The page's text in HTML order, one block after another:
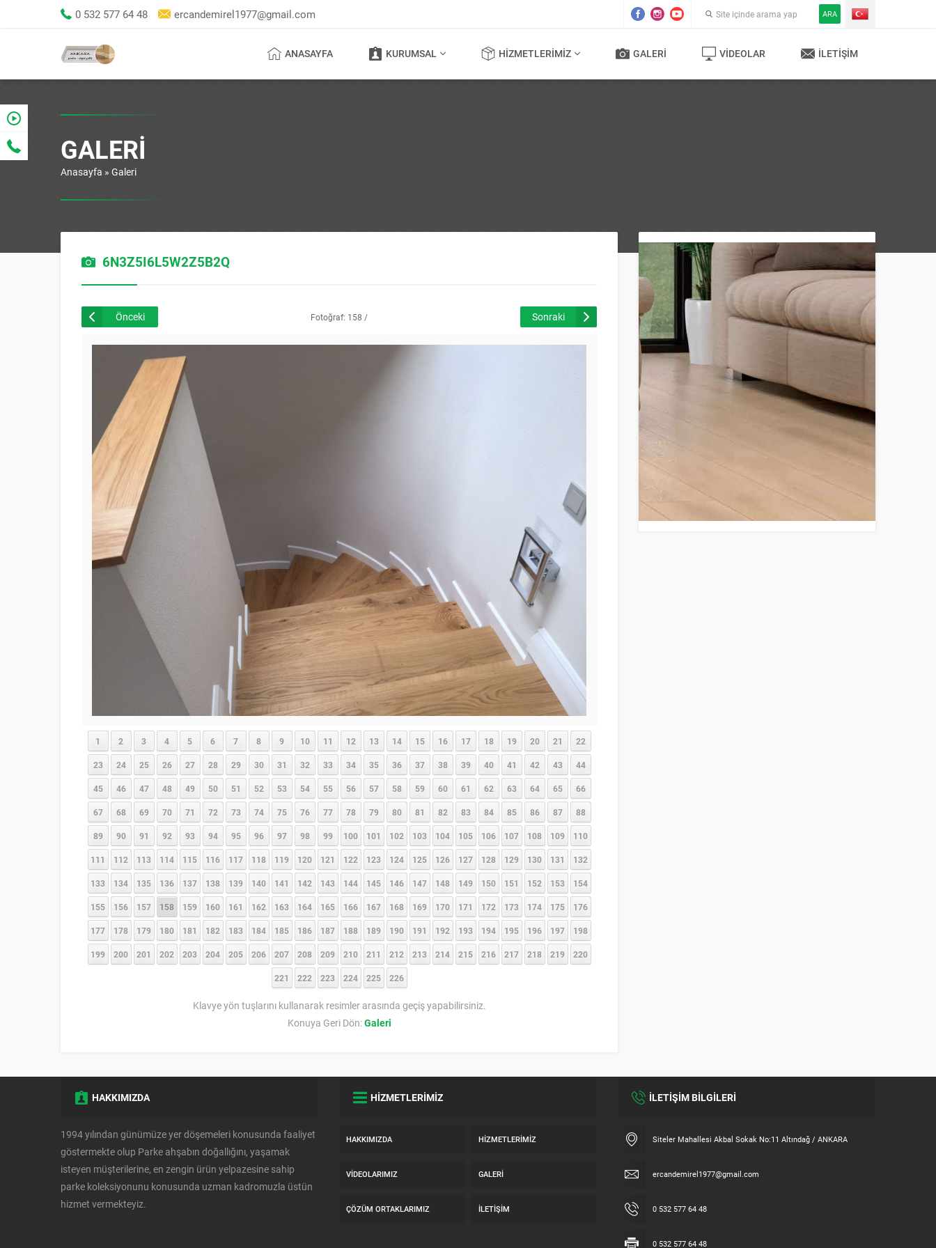
0 532 577 64 48 ercandemirel1977@gmail.com ARA
ANASAYFA KURUMSAL HIZMETLERIMIZ GALERI VIDEOLAR İLETIŞIM
GALERI
Anasayfa » Galeri
6N3Z5I6L5W2Z5B2Q
Önceki
Fotoğraf: 158 /
Sonraki
1 2 3 4 5 6 7 8 9 10 11 12 13 14 15 16 17 18 19 20 21 22
23 24 25 26 27 28 29 30 31 32 33 34 35 36 37 38 39 40 41 42 43 44
45 46 47 48 49 50 51 52 53 54 55 56 57 58 59 60 61 62 63 64 65 66
67 68 69 70 71 72 73 74 75 76 77 78 79 80 81 82 83 84 85 86 87 88
89 90 91 92 93 94 95 96 97 98 99 100 101 102 103 104 105 106 107 108 109 110
111 112 113 114 115 116 117 118 119 120 121 122 123 124 125 126 127 128 129 130 131 132
133 134 135 136 137 138 139 140 141 142 143 144 145 146 147 148 149 150 151 152 153 154
155 156 157 158 159 160 161 162 163 164 165 166 167 168 169 170 171 172 173 174 175 176
177 178 179 180 181 182 183 184 185 186 187 188 189 190 191 192 193 194 195 196 197 198
199 200 201 202 203 204 205 206 207 208 209 210 211 212 213 214 215 216 217 218 219 220
221 222 223 224 225 226
Klavye yön tuşlarını kullanarak resimler arasında geçiş yapabilirsiniz.
Konuya Geri Dön:Galeri
HAKKIMIZDA
1994 yılından günümüze yer döşemeleri konusunda faaliyet
göstermekte olup Parke ahşabın doğallığını, yaşamak
isteyen müşterilerine, en zengin ürün yelpazesine sahip
parke koleksiyonunu konusunda uzman kadromuzla üstün
hizmet vermekteyiz.
HİZMETLERİMİZ
HAKKIMIZDA HIZMETLERIMIZ
VIDEOLARIMIZ GALERI
ÇÖZÜM ORTAKLARIMIZ İLETIŞIM
İLETİŞİM BİLGİLERİ
Siteler Mahallesi Akbal Sokak No:11 Altındağ / ANKARA
ercandemirel1977@gmail.com
0 532 577 64 48
0 532 577 64 48